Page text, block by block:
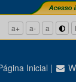
a+ a- a
Inicial |